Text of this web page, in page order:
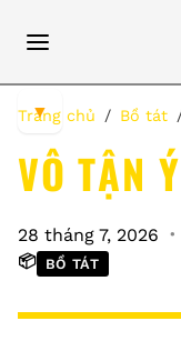
Trang chủ Bồ tát
VÔ TẬN
28 tháng 7, 2026
📦 BỒ TÁT
▼